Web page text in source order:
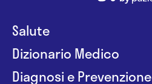
Salute
Dizionario Medico
Diagnosi e Prevenzione